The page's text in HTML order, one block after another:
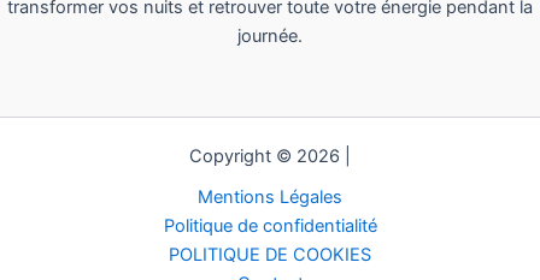
transformer vos nuits et retrouver toute votre énergie pendant la
journée.
Copyright © 2026 |
Mentions Légales
Politique de confidentialité
POLITIQUE DE COOKIES